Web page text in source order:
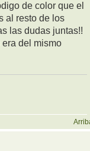
de color que el
al resto de los
las dudas juntas!!
del mismo